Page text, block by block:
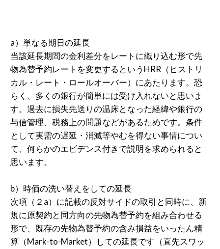
a）単なる期日の延長
当該延長期間の金利差分をレートに織り込む形で先
物為替予約レートを変更するというHRR（ヒストリ
カル・レート・ロールオーバー）にあたります。恐
らく、多くの銀行が簡単には受け入れないと思いま
す。過去に損失先送りの温床となった経緯や銀行の
与信管理、税務上の問題などがあるためです。条件
として実需の遅延・消滅等やむを得ない事情につい
て、何らかのエビデンス付きで説明を求められると
思います。
b）時価の洗い替えをしての延長
次項（２a）に記載の反対サイドの取引と同時に、新
規に原契約と同方向の先物為替予約を組み合わせる
形で、既存の先物為替予約の含み損益をいったん精
算（Mark-to-Market）しての延長です（直先スワッ